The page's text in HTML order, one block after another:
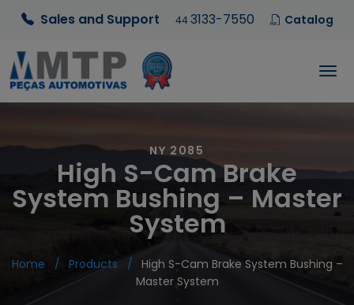
Sales and Support 44 3133-7550 Catalog
NY 2085
High S-Cam Brake
System Bushing – Master
System
Home Products
High S-Cam Brake System Bushing –
Master System